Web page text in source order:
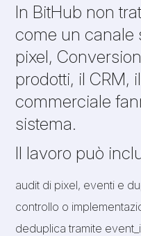
In BitHub non
come un canale
pixel,
prodotti, il CRM,
commerciale
sistema.
Il lavoro può
audit di pixel, eventi e
controllo o
deduplica tramite